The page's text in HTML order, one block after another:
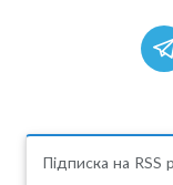
Підписка на RSS